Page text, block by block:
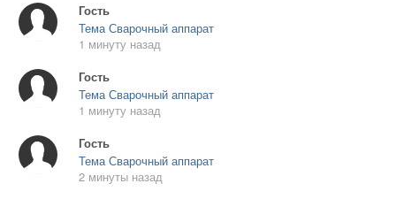
Гость
Тема Сварочный аппарат
1 минуту назад
Гость
Тема Сварочный аппарат
1 минуту назад
Гость
Тема Сварочный аппарат
2 минуты назад